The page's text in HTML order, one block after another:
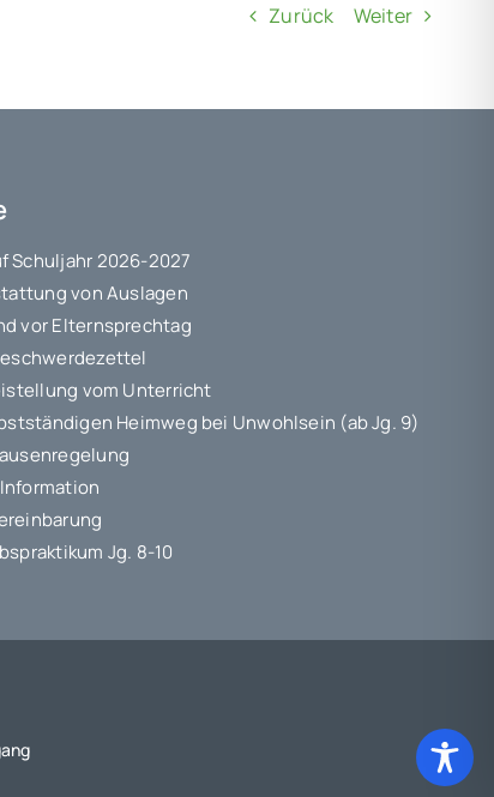
Zurück Weiter
Schuljahr 2026-2027
von Auslagen
vor Elternsprechtag
vom Unterricht
Heimweg bei Unwohlsein (ab Jg. 9)
Jg. 8-10